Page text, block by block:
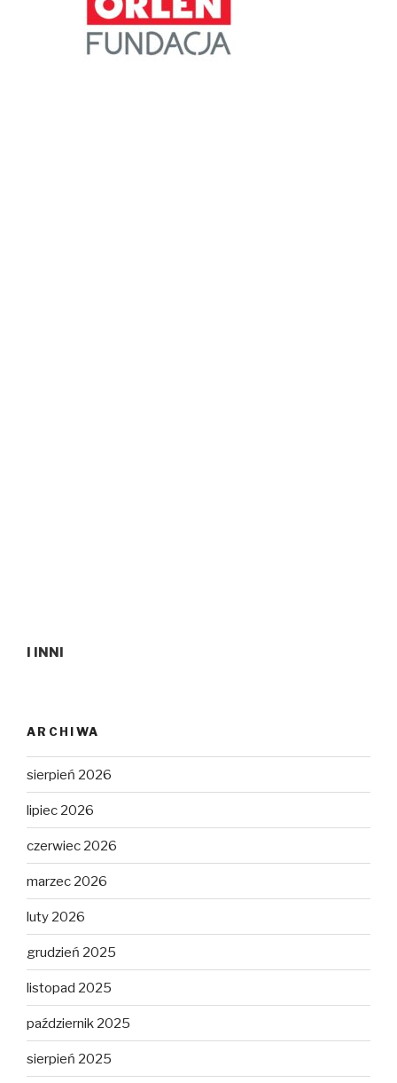
I INNI
ARCHIWA
sierpień 2026
lipiec 2026
czerwiec 2026
marzec 2026
luty 2026
grudzień 2025
listopad 2025
październik 2025
sierpień 2025